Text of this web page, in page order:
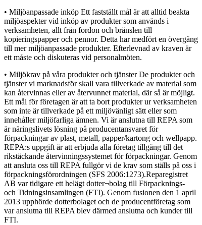
• Miljöanpassade inköp Ett fastställt mål är att alltid beakta
miljöaspekter vid inköp av produkter som används i
verksamheten, allt från fordon och bränslen till
kopieringspapper och pennor. Detta har medfört en övergång
till mer miljöanpassade produkter. Efterlevnad av kraven är
ett måste och diskuteras vid personalmöten.
• Miljökrav på våra produkter och tjänster De produkter och
tjänster vi marknadsför skall vara tillverkade av material som
kan återvinnas eller av återvunnet material, där så är möjligt.
Ett mål för företagen är att ta bort produkter ur verksamheten
som inte är tillverkade på ett miljövänligt sätt eller som
innehåller miljöfarliga ämnen. Vi är anslutna till REPA som
är näringslivets lösning på producentansvaret för
förpackningar av plast, metall, papper/kartong och wellpapp.
REPA:s uppgift är att erbjuda alla företag tillgång till det
rikstäckande återvinningssystemet för förpackningar. Genom
att ansluta oss till REPA fullgör vi de krav som ställs på oss i
förpackningsförordningen (SFS 2006:1273).Reparegistret
AB var tidigare ett helägt dotter¬bolag till Förpacknings-
och Tidningsinsamlingen (FTI). Genom fusionen den 1 april
2013 upphörde dotterbolaget och de producentföretag som
var anslutna till REPA blev därmed anslutna och kunder till
FTI.